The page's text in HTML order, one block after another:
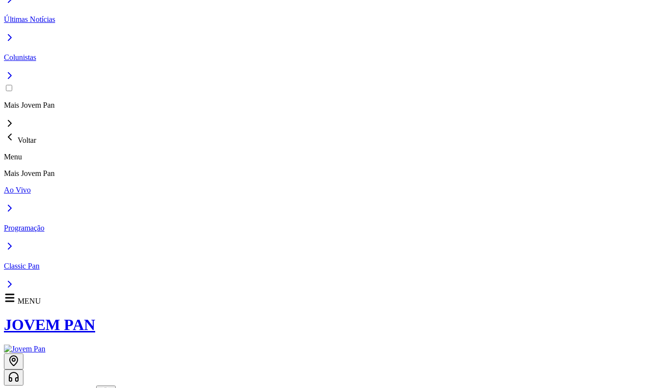
Últimas Notícias
Colunistas
Mais Jovem Pan
Voltar
Menu
Mais Jovem Pan
Ao Vivo
Programação
Classic Pan
MENU
JOVEM PAN